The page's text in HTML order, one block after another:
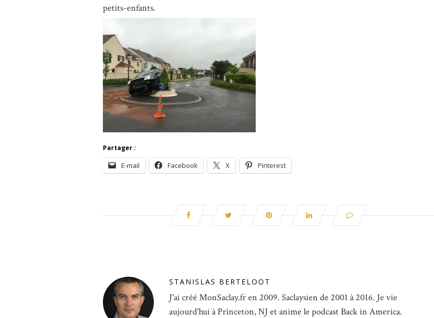
petits-enfants.
Partager :
E-mail Facebook X Pinterest
STANISLAS BERTELOOT
J'ai créé MonSaclay.fr en 2009. Saclaysien de 2001 à 2016. Je vie
aujourd'hui à Princeton, NJ et anime le podcast Back in America.